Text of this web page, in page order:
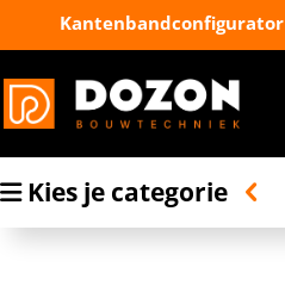
Kantenbandconfigurator
Kies je categorie